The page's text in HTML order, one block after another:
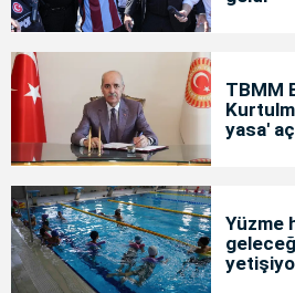
TBMM
yasa'
Yüzme